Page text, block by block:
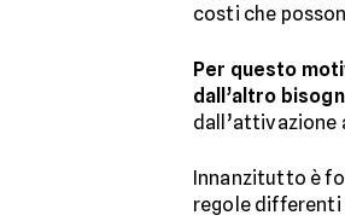
costi che
Per questo
dall’altro
dall’attivazione
Innanzitutto è
regole